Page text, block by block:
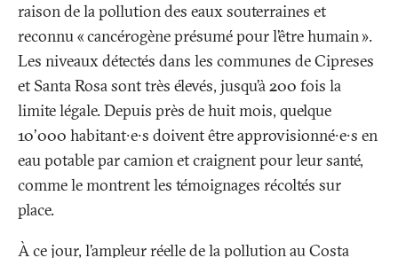
raison de la pollution des eaux souterraines et
reconnu «cancérogène présumé pour l’être humain».
Les niveaux détectés dans les communes de Cipreses
et Santa Rosa sont très élevés, jusqu’à 200 fois la
limite légale. Depuis près de huit mois, quelque
10'000 habitant∙e∙s doivent être approvisionné∙e∙s en
eau potable par camion et craignent pour leur santé,
comme le montrent les témoignages récoltés sur
place.
À ce jour, l’ampleur réelle de la pollution au Costa